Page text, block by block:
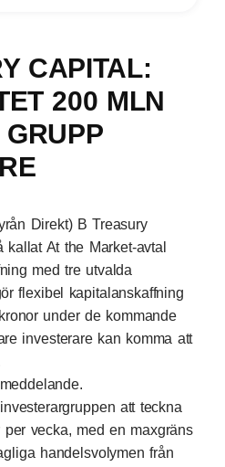
CAPITAL:
200 MLN
Direkt) B Treasury
At the Market-avtal
med tre utvalda
flexibel kapitalanskaffning
under de kommande
investerare kan komma att
att teckna
vecka, med en maxgräns
handelsvolymen från